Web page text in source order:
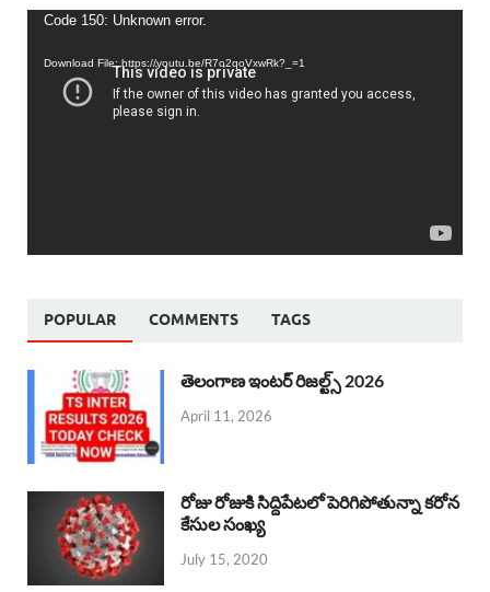
Video
Code 150: Unknown error.
Download File: https://youtu.be/R7o2qoVxwRk?_=1
POPULAR COMMENTS TAGS
తెలంగాణ ఇంటర్ రిజల్ట్స్ 2026
April 11, 2026
రోజు రోజుకి సిద్దిపేటలో పెరిగిపోతున్నా కరోన
కేసుల సంఖ్య
July 15, 2020